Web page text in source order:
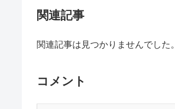
関連記事
関連記事は見つかりませんでした。
コメント